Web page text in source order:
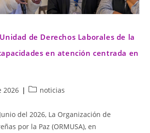
de Derechos Laborales de la
en atención centrada en
2026 noticias
del 2026, La Organización de
por la Paz (ORMUSA), en